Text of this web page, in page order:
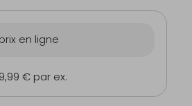
en ligne
€ par ex.